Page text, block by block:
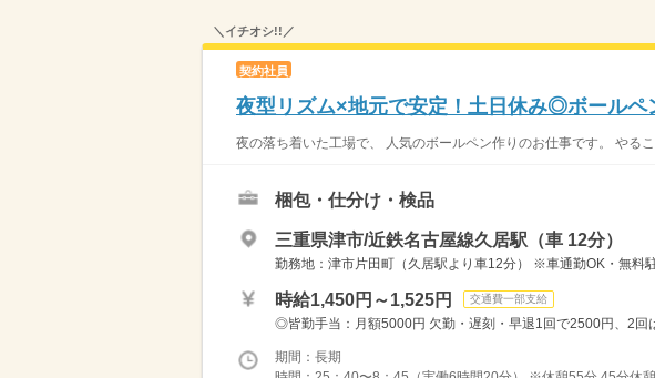
＼イチオシ!!／
契約社員
夜型リズム×地元で安定！土日休み◎ボールペ
夜の落ち着いた工場で、 人気のボールペン作りのお仕事です。 やる
梱包・仕分け・検品
三重県津市/近鉄名古屋線久居駅（車 12分）
勤務地：津市片田町（久居駅より車12分） ※車通勤OK・無料
時給1,450円～1,525円 交通費一部支給
◎皆勤手当：月額5000円 欠勤・遅刻・早退1回で2500円、2回
期間：長期